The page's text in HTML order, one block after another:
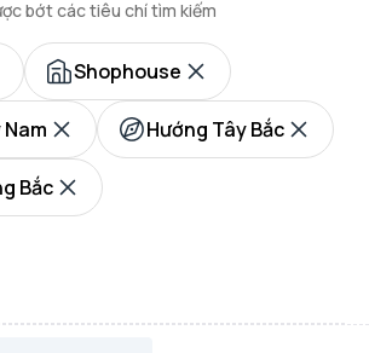
bớt các tiêu chí tìm kiếm
Shophouse
Hướng Tây Bắc
Bắc